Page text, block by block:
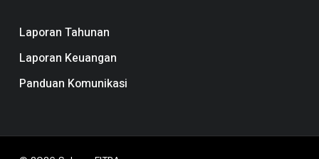
Laporan Tahunan
Laporan Keuangan
Panduan Komunikasi